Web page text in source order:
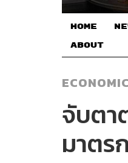
HOME
ABOUT
ECONOMIC
จับตา
มาตร